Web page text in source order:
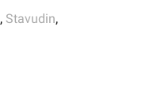
, Stavudin,